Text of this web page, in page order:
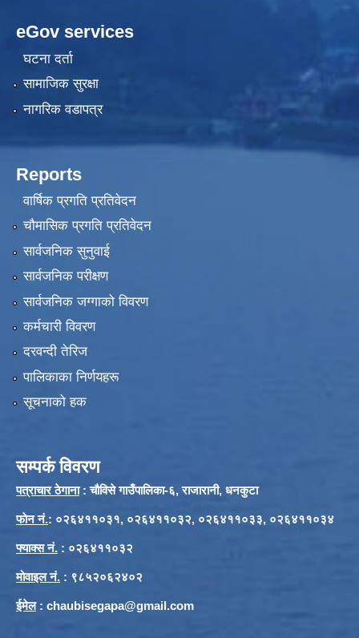
eGov services
घटना दर्ता
सामाजिक सुरक्षा
नागरिक वडापत्र
Reports
वार्षिक प्रगति प्रतिवेदन
चौमासिक प्रगति प्रतिवेदन
सार्वजनिक सुनुवाई
सार्वजनिक परीक्षण
सार्वजनिक जग्गाको विवरण
कर्मचारी विवरण
दरवन्दी तेरिज
पालिकाका निर्णयहरू
सूचनाको हक
सम्पर्क विवरण
पत्राचार ठेगाना: चौविसे गाउँपालिका-६, राजारानी, धनकुटा
फाेन नं.: ०२६४११०३१, ०२६४११०३२, ०२६४११०३३, ०२६४११०३४
फ्याक्स नं. : ०२६४११०३२
मोवाइल नं. : ९८५२०६२४०२
ईमेल: chaubisegapa@gmail.com